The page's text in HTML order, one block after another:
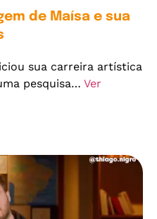
de Maísa e sua
sua carreira artística
pesquisa… Ver